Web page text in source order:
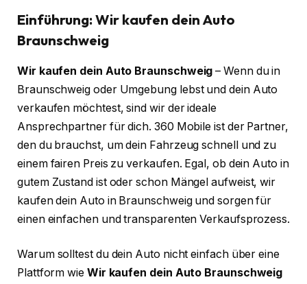
Einführung: Wir kaufen dein Auto
Braunschweig
Wir kaufen dein Auto Braunschweig – Wenn du in
Braunschweig oder Umgebung lebst und dein Auto
verkaufen möchtest, sind wir der ideale
Ansprechpartner für dich. 360 Mobile ist der Partner,
den du brauchst, um dein Fahrzeug schnell und zu
einem fairen Preis zu verkaufen. Egal, ob dein Auto in
gutem Zustand ist oder schon Mängel aufweist, wir
kaufen dein Auto in Braunschweig und sorgen für
einen einfachen und transparenten Verkaufsprozess.
Warum solltest du dein Auto nicht einfach über eine
Plattform wie Wir kaufen dein Auto Braunschweig